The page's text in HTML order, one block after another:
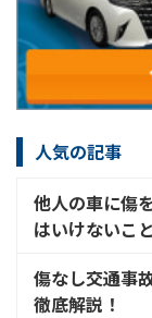
人気の記事
他人の車に傷
はいけないこ
傷なし交通事
徹底解説！